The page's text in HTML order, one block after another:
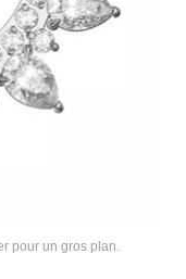
pour un gros plan.